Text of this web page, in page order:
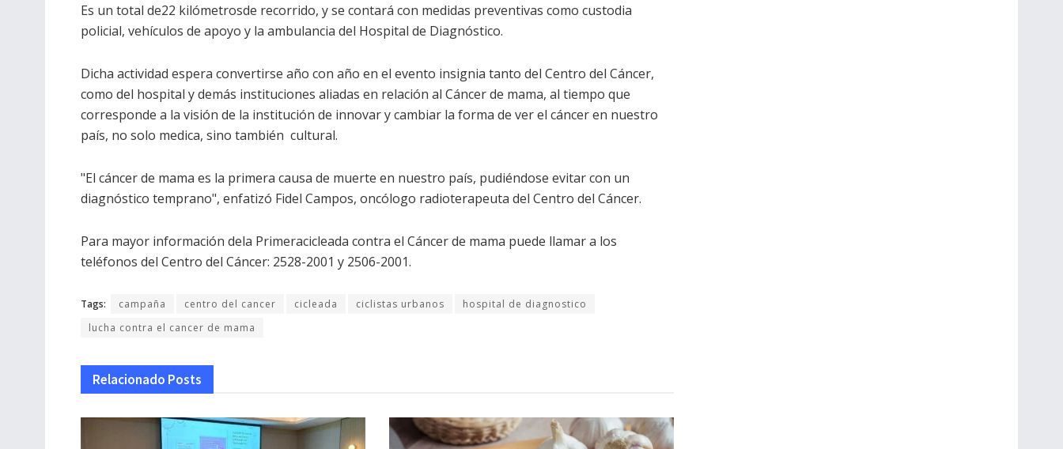
Es un total de22 kilómetrosde recorrido, y se contará con medidas preventivas como custodia
policial, vehículos de apoyo y la ambulancia del Hospital de Diagnóstico.
Dicha actividad espera convertirse año con año en el evento insignia tanto del Centro del Cáncer,
como del hospital y demás instituciones aliadas en relación al Cáncer de mama, al tiempo que
corresponde a la visión de la institución de innovar y cambiar la forma de ver el cáncer en nuestro
país, no solo medica, sino también cultural.
"El cáncer de mama es la primera causa de muerte en nuestro país, pudiéndose evitar con un
diagnóstico temprano", enfatizó Fidel Campos, oncólogo radioterapeuta del Centro del Cáncer.
Para mayor información dela Primeracicleada contra el Cáncer de mama puede llamar a los
teléfonos del Centro del Cáncer: 2528-2001 y 2506-2001.
Tags: campaña centro del cancer cicleada ciclistas urbanos
hospital de diagnostico
lucha contra el cancer de mama
Relacionado Posts